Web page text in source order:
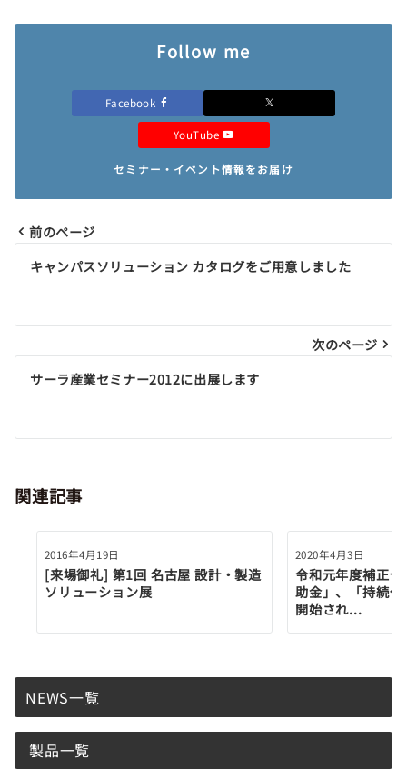
Follow me
Facebook
YouTube
セミナー・イベント情報をお届け
投
ナ
ビ
ゲ
シ
ン
前のページ
キャンパスソリューション カタログをご用意しました
次のページ
サーラ産業セミナー2012に出展します
関連記事
2016年4月19日
[来場御礼] 第1回 名古屋 設計・製造
ソリューション展
2020年4月3日
令和元年度補正
助金」、「持続
開始され...
NEWS一覧
製品一覧